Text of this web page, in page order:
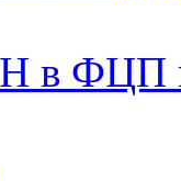
в ФЦП